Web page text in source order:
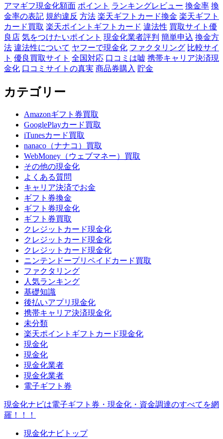
アマギフ現金化額面 ポイント ランキングレビュー 換金率 換
金率の表記 規約違反 方法 楽天ギフトカード換金 楽天ギフト
カード買取 楽天ポイントギフトカード 違法性 買取サイト優
良店 気をつけたいポイント 現金化業者評判 簡単申込 換金方
法 違法性について ヤフーで現金化 ファクタリング 比較サイ
ト 優良買取サイト 全国対応 口コミは嘘 携帯キャリア決済現
金化 口コミサイトの真実 商品券購入 貯金
カテゴリー
Amazonギフト券買取
GooglePlayカード買取
iTunesカード買取
nanaco（ナナコ）買取
WebMoney（ウェブマネー）買取
その他の現金化
よくある質問
キャリア決済でお金
ギフト券換金
ギフト券現金化
ギフト券買取
クレジットカード現金化
クレジットカード現金化
クレジットカード現金化
ニンテンドープリペイドカード買取
ファクタリング
人気ランキング
基礎知識
後払いアプリ現金化
携帯キャリア決済現金化
未分類
楽天ポイントギフトカード現金化
現金化
現金化
現金化業者
現金化業者
電子ギフト券
現金化ナビは電子ギフト券・現金化・資金調達のすべてを網
羅！！！
現金化ナビトップ